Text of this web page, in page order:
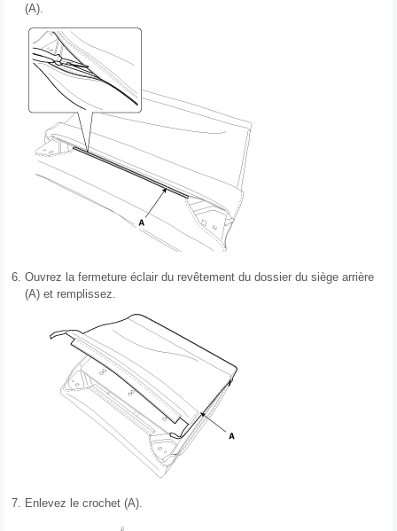
(A).
6. Ouvrez la fermeture éclair du revêtement du dossier du siège arrière
(A) et remplissez.
7. Enlevez le crochet (A).